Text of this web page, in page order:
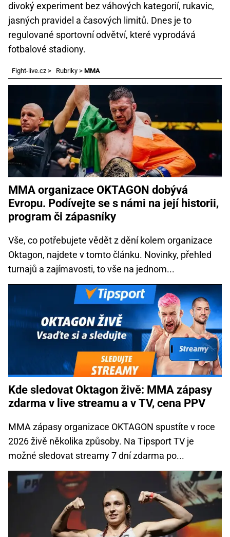
divoký experiment bez váhových kategorií, rukavic,
jasných pravidel a časových limitů. Dnes je to
regulované sportovní odvětví, které vyprodává
fotbalové stadiony.
Fight-live.cz > Rubriky > MMA
MMA organizace OKTAGON dobývá
Evropu. Podívejte se s námi na její historii,
program či zápasníky
Vše, co potřebujete vědět z dění kolem organizace
Oktagon, najdete v tomto článku. Novinky, přehled
turnajů a zajímavosti, to vše na jednom...
Kde sledovat Oktagon živě: MMA zápasy
zdarma v live streamu a v TV, cena PPV
MMA zápasy organizace OKTAGON spustíte v roce
2026 živě několika způsoby. Na Tipsport TV je
možné sledovat streamy 7 dní zdarma po...